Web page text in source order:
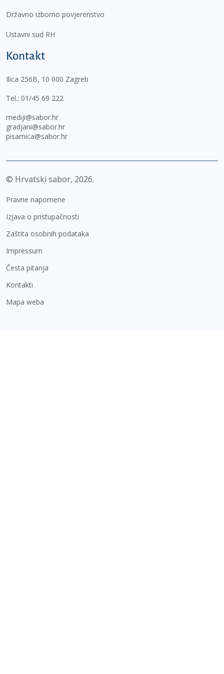
Državno izborno povjerenstvo
Ustavni sud RH
Kontakt
Ilica 256B, 10 000 Zagreb
Tel.: 01/45 69 222
mediji@sabor.hr
gradjani@sabor.hr
pisarnica@sabor.hr
© Hrvatski sabor, 2026
Pravne napomene
Izjava o pristupačnosti
Zaštita osobnih podataka
Impressum
Česta pitanja
Kontakti
Mapa weba